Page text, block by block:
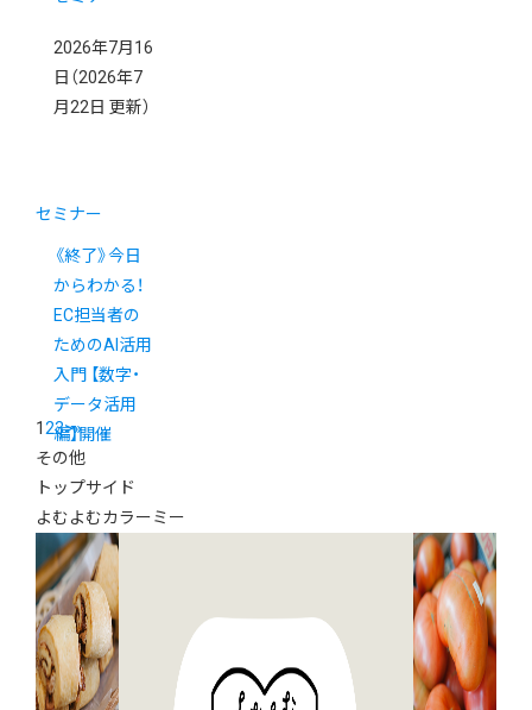
2026年7月16
日 （2026年7
月22日 更新）
セミナー
《終了》今日
からわかる！
EC担当者の
ためのAI活用
入門 【数字・
データ活用
編】開催
123>»
その他
トップサイド
よむよむカラーミー